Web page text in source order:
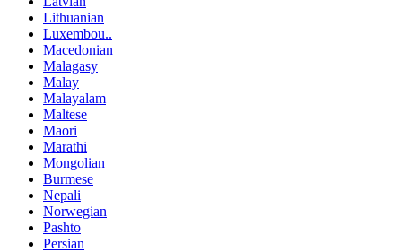
Lithuanian
Luxembou..
Macedonian
Malagasy
Malay
Malayalam
Maltese
Maori
Marathi
Mongolian
Burmese
Nepali
Norwegian
Pashto
Persian